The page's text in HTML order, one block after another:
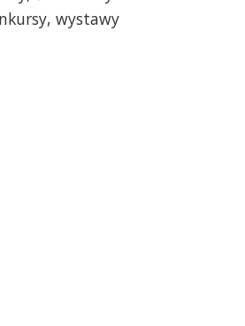
wystawy